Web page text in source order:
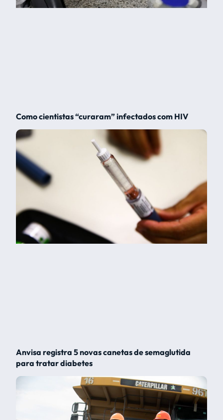
Como cientistas “curaram” infectados com HIV
Anvisa registra 5 novas canetas de semaglutida
para tratar diabetes